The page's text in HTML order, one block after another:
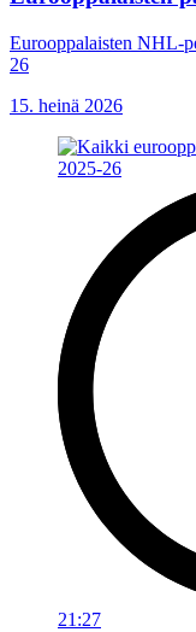
Eurooppalaisten NHL-
26
15. heinä 2026
21:27